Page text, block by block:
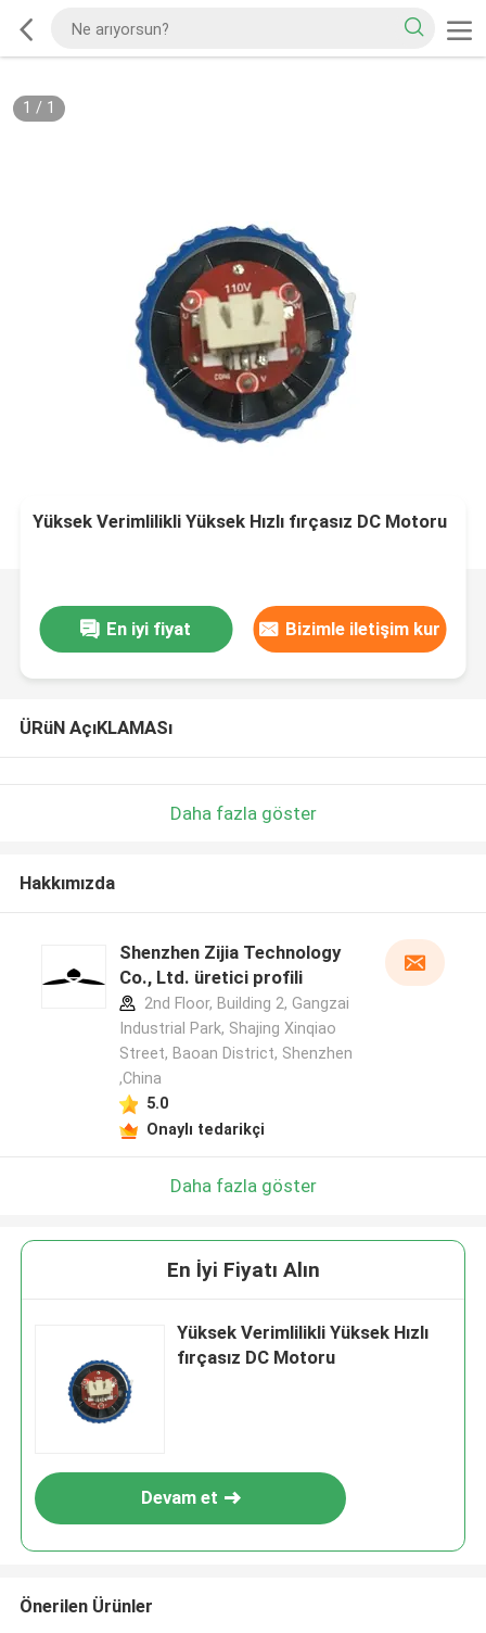
1 / 1
Yüksek Verimlilikli Yüksek Hızlı fırçasız DC Motoru
En iyi fiyat Bizimle iletişim kur
ÜRüN AçıKLAMASı
Daha fazla göster
Hakkımızda
Shenzhen Zijia Technology
Co., Ltd. üretici profili
2nd Floor, Building 2, Gangzai
Industrial Park, Shajing Xinqiao
Street, Baoan District, Shenzhen
,China
5.0
Onaylı tedarikçi
Daha fazla göster
En İyi Fiyatı Alın
Yüksek Verimlilikli Yüksek Hızlı
fırçasız DC Motoru
Devam et
Önerilen Ürünler